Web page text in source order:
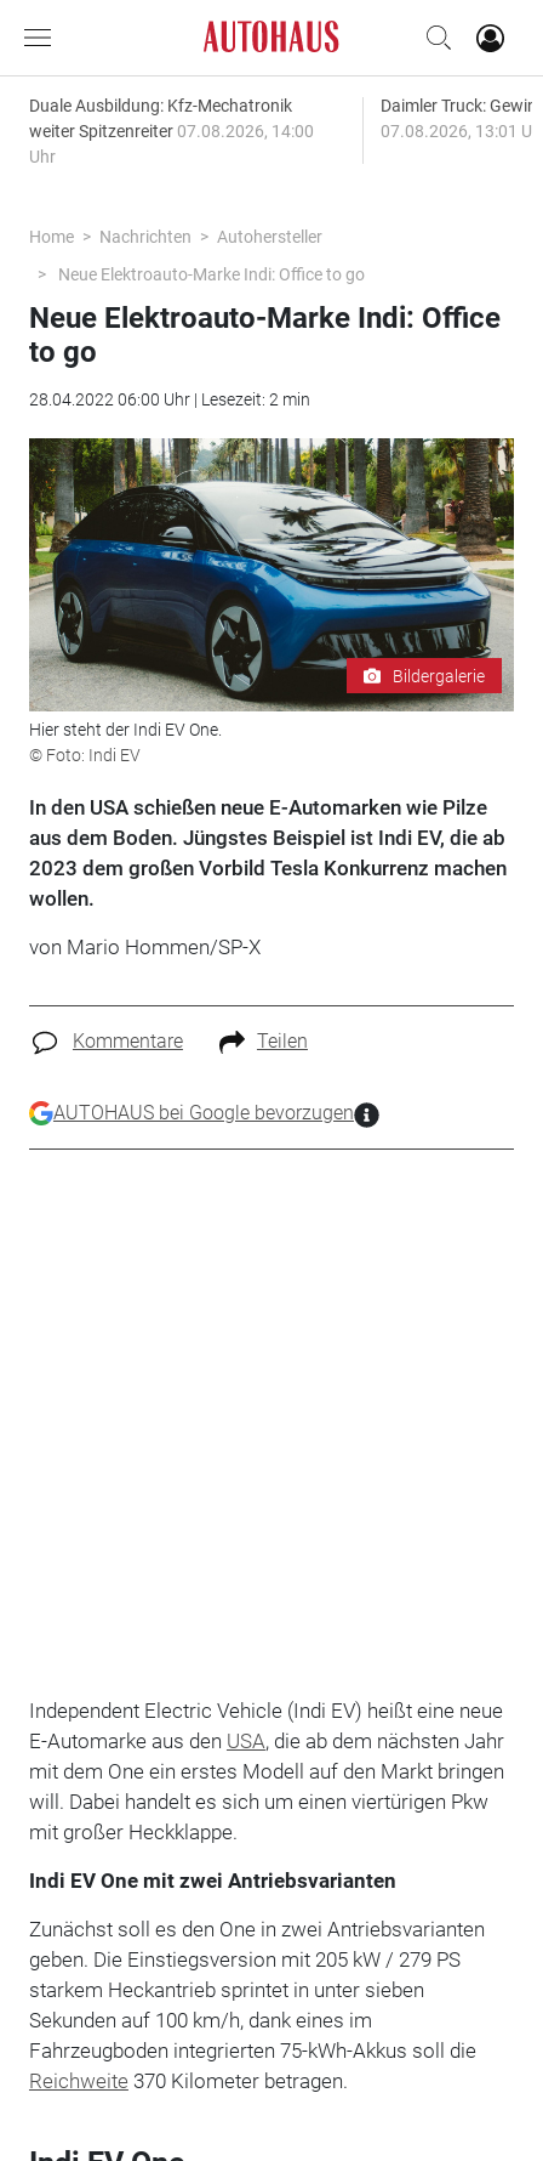
Duale Ausbildung: Kfz-Mechatronik
weiter Spitzenreiter 07.08.2026, 14:00
Uhr
Daimler Truck:
07.08.2026, 13:01
Home Nachrichten
Autohersteller
Neue Elektroauto-Marke Indi: Office to go
Neue Elektroauto-Marke Indi: Office
to go
28.04.2022 06:00 Uhr | Lesezeit: 2 min
Bildergalerie
Hier steht der Indi EV One.
© Foto: Indi EV
In den USA schießen neue E-Automarken wie Pilze
aus dem Boden. Jüngstes Beispiel ist Indi EV, die ab
2023 dem großen Vorbild Tesla Konkurrenz machen
wollen.
von Mario Hommen/SP-X
Kommentare Teilen
AUTOHAUS bei Google bevorzugen
Independent Electric Vehicle (Indi EV) heißt eine neue
E-Automarke aus den USA, die ab dem nächsten Jahr
mit dem One ein erstes Modell auf den Markt bringen
will. Dabei handelt es sich um einen viertürigen Pkw
mit großer Heckklappe.
Indi EV One mit zwei Antriebsvarianten
Zunächst soll es den One in zwei Antriebsvarianten
geben. Die Einstiegsversion mit 205 kW / 279 PS
starkem Heckantrieb sprintet in unter sieben
Sekunden auf 100 km/h, dank eines im
Fahrzeugboden integrierten 75-kWh-Akkus soll die
Reichweite 370 Kilometer betragen.